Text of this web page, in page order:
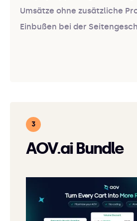
Umsätze ohne zusätzliche
Einbußen bei der
AOV.ai Bundle